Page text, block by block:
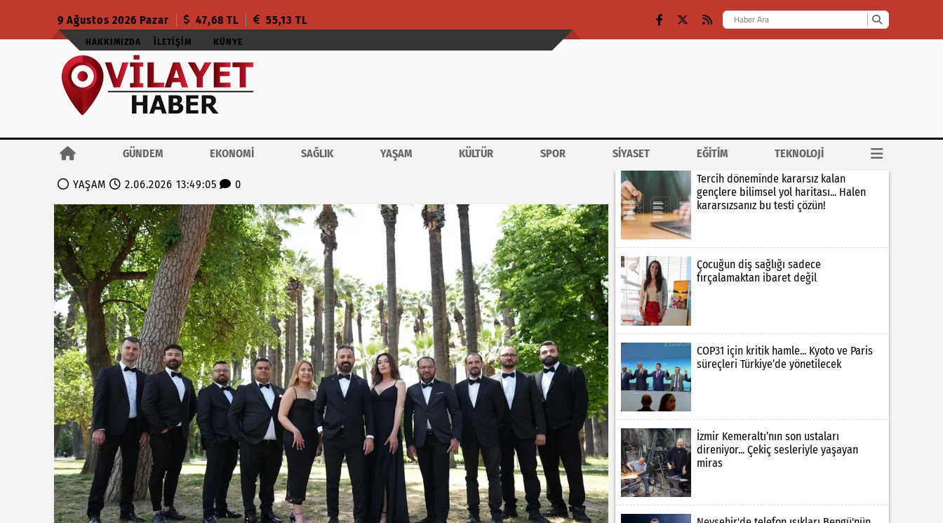
9 Ağustos 2026 Pazar 47,68 TL 55,13 TL
HAKKIMIZDA İLETIŞIM KÜNYE
GÜNDEM EKONOMİ SAĞLIK YAŞAM KÜLTÜR SPOR SİYASET EĞİTİM TEKNOLOJİ
YAŞAM 2.06.2026 13:49:05 0
Tercih döneminde kararsız kalan
gençlere bilimsel yol haritası... Halen
kararsızsanız bu testi çözün!
Çocuğun diş sağlığı sadece
fırçalamaktan ibaret değil
COP31 için kritik hamle... Kyoto ve Paris
süreçleri Türkiye’de yönetilecek
İzmir Kemeraltı’nın son ustaları
direniyor... Çekiç sesleriyle yaşayan
miras